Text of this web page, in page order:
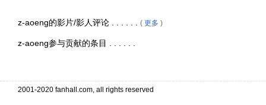
z-aoeng的影片/影人评论 . . . . . . ( 更多 )
z-aoeng参与贡献的条目 . . . . . .
2001-2020 fanhall.com, all rights reserved